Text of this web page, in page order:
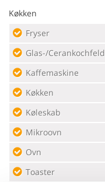
Køkken
Fryser
Glas-/Cerankochfeld
Kaffemaskine
Køkken
Køleskab
Mikroovn
Ovn
Toaster